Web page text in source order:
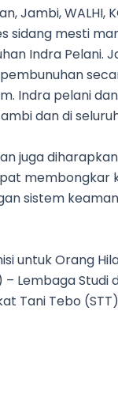
WALHI,
sidang mesti
Indra Pelani.
Indra pelani
dan di
juga
membongkar
sistem
untuk Orang
Lembaga Studi
Tani Tebo (STT)